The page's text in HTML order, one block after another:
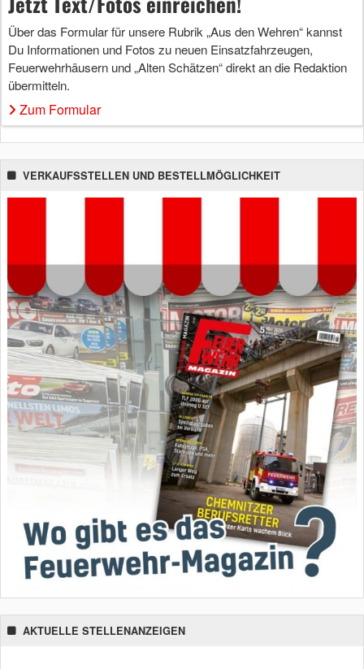
Über das Formular für unsere Rubrik „Aus den Wehren“ kannst
Du Informationen und Fotos zu neuen Einsatzfahrzeugen,
Feuerwehrhäusern und „Alten Schätzen“ direkt an die Redaktion
übermitteln.
Zum Formular
VERKAUFSSTELLEN UND BESTELLMÖGLICHKEIT
AKTUELLE STELLENANZEIGEN